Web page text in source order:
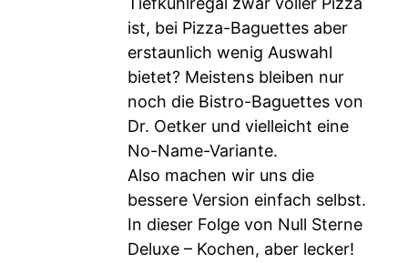
ist, bei Pizza-Baguettes aber
erstaunlich wenig Auswahl
bietet? Meistens bleiben nur
noch die Bistro-Baguettes von
Dr. Oetker und vielleicht eine
No-Name-Variante.
Also machen wir uns die
bessere Version einfach selbst.
In dieser Folge von Null Sterne
Deluxe – Kochen, aber lecker!